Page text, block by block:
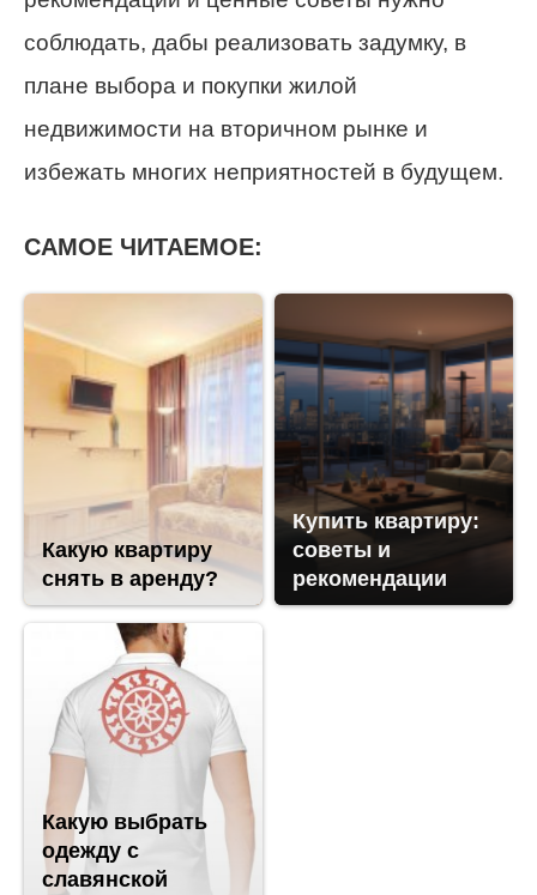
соблюдать, дабы реализовать задумку, в
плане выбора и покупки жилой
недвижимости на вторичном рынке и
избежать многих неприятностей в будущем.
САМОЕ ЧИТАЕМОЕ:
Какую квартиру
снять в аренду?
Купить квартиру:
советы и
рекомендации
Какую выбрать
одежду с
славянской